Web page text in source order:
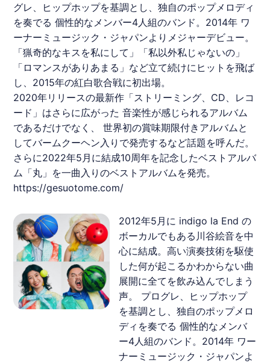
グレ、ヒップホップを基調とし、独自のポップメロディ
を奏でる 個性的なメンバー4人組のバンド。2014年 ワ
ーナーミュージック・ジャパンよりメジャーデビュー。
「猟奇的なキスを私にして」「私以外私じゃないの」
「ロマンスがありあまる」など立て続けにヒットを飛ば
し、2015年の紅白歌合戦に初出場。
2020年リリースの最新作「ストリーミング、CD、レコ
ード」はさらに広がった 音楽性が感じられるアルバム
であるだけでなく、 世界初の賞味期限付きアルバムと
してバームクーヘン入りで発売するなど話題を呼んだ。
さらに2022年5月に結成10周年を記念したベストアルバ
ム「丸」を一曲入りのベストアルバムを発売。
https://gesuotome.com/
2012年5月に indigo la End の
ボーカルでもある川谷絵音を中
心に結成。高い演奏技術を駆使
した何が起こるかわからない曲
展開に全てを飲み込んでしまう
声。 プログレ、ヒップホップ
を基調とし、独自のポップメロ
ディを奏でる 個性的なメンバ
ー4人組のバンド。2014年 ワー
ナーミュージック・ジャパンよ